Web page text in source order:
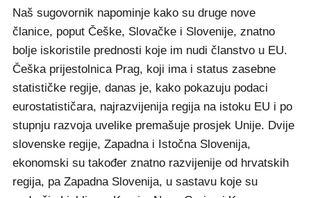
Naš sugovornik napominje kako su druge nove
članice, poput Češke, Slovačke i Slovenije, znatno
bolje iskoristile prednosti koje im nudi članstvo u EU.
Češka prijestolnica Prag, koji ima i status zasebne
statističke regije, danas je, kako pokazuju podaci
eurostatističara, najrazvijenija regija na istoku EU i po
stupnju razvoja uvelike premašuje prosjek Unije. Dvije
slovenske regije, Zapadna i Istočna Slovenija,
ekonomski su također znatno razvijenije od hrvatskih
regija, pa Zapadna Slovenija, u sastavu koje su